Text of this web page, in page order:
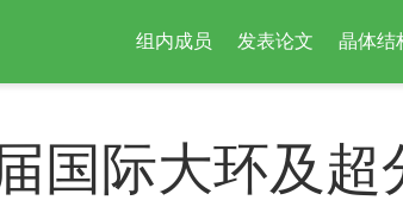
组内成员 发表论文 晶体结
国际大环及